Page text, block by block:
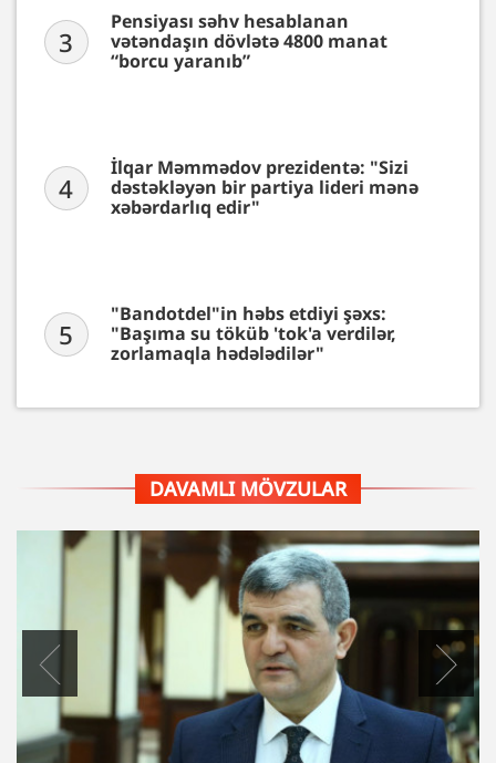
3
Pensiyası səhv hesablanan
vətəndaşın dövlətə 4800 manat
“borcu yaranıb”
4
İlqar Məmmədov prezidentə: "Sizi
dəstəkləyən bir partiya lideri mənə
xəbərdarlıq edir"
5
"Bandotdel"in həbs etdiyi şəxs:
"Başıma su töküb 'tok'a verdilər,
zorlamaqla hədələdilər"
DAVAMLI MÖVZULAR